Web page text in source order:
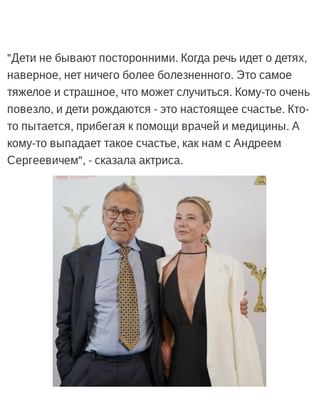
"Дети не бывают посторонними. Когда речь идет о детях,
наверное, нет ничего более болезненного. Это самое
тяжелое и страшное, что может случиться. Кому-то очень
повезло, и дети рождаются - это настоящее счастье. Кто-
то пытается, прибегая к помощи врачей и медицины. А
кому-то выпадает такое счастье, как нам с Андреем
Сергеевичем", - сказала актриса.